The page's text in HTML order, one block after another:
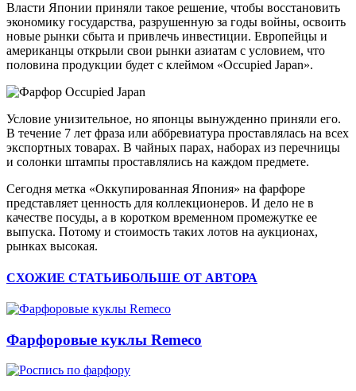
Власти Японии приняли такое решение, чтобы восстановить
экономику государства, разрушенную за годы войны, освоить
новые рынки сбыта и привлечь инвестиции. Европейцы и
американцы открыли свои рынки азиатам с условием, что
половина продукции будет с клеймом «Occupied Japan».
Условие унизительное, но японцы вынужденно приняли его.
В течение 7 лет фраза или аббревиатура проставлялась на всех
экспортных товарах. В чайных парах, наборах из перечницы
и солонки штампы проставлялись на каждом предмете.
Сегодня метка «Оккупированная Япония» на фарфоре
представляет ценность для коллекционеров. И дело не в
качестве посуды, а в коротком временном промежутке ее
выпуска. Потому и стоимость таких лотов на аукционах,
рынках высокая.
СХОЖИЕ СТАТЬИБОЛЬШЕ ОТ АВТОРА
Фарфоровые куклы Remeco